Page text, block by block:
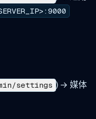
settings ) → 媒体